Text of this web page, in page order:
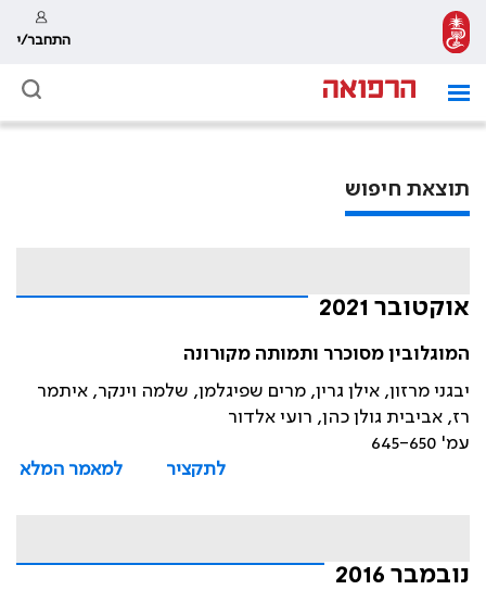
התחבר/י
תוצאת חיפוש
אוקטובר 2021
המוגלובין מסוכרר ותמותה מקורונה
יבגני מרזון, אילן גרין, מרים שפיגלמן, שלמה וינקר, איתמר
רז, אביבית גולן כהן, רועי אלדור
עמ' 645-650
לתקציר
למאמר המלא
נובמבר 2016